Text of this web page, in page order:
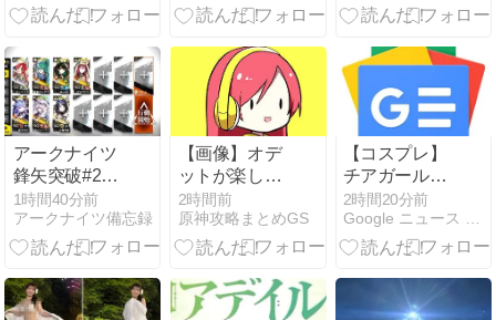
alone】キービ
開
ロシアムをや
ピコ
アークナイツ
鋒矢突破#2
VEC-B 高レア
攻略 【置くだ
け簡単】
1時間40分前
アークナイツ備忘録
【画像】オデ
ットが楽しみ
だ…
2時間前
原神攻略まとめGS
【コスプレ】
チアガール
や“夏衣装”が
勢ぞろい！ゲ
ームもアニメ
2025年夏コミ
ケの美女レイ
2時間20分前